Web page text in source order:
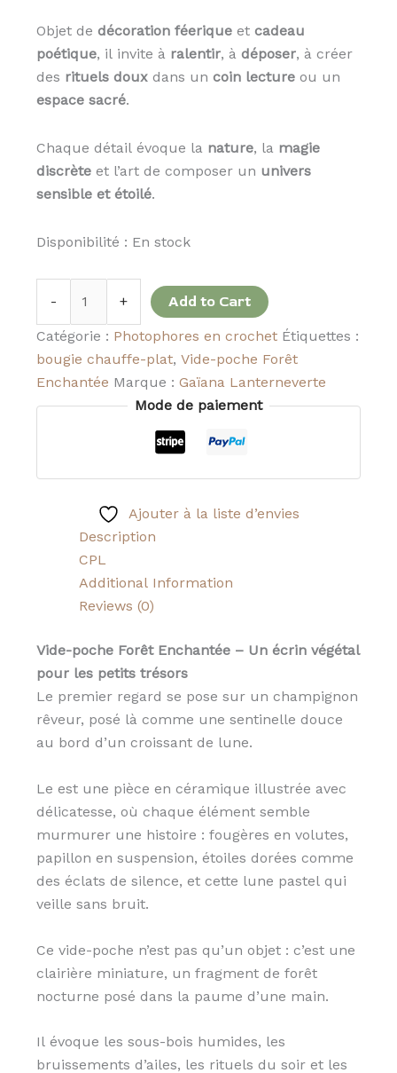
Objet de décoration féeriqueet cadeau
poétique, il invite à ralentir, à déposer, à créer
des rituels douxdans un coin lectureou un
espace sacré.
Chaque détail évoque la nature, la magie
discrèteet l’art de composer un univers
sensible et étoilé.
Disponibilité : En stock
- + Add to Cart
Catégorie : Photophores en crochet Étiquettes :
bougie chauffe-plat, Vide-poche Forêt
Enchantée Marque : Gaïana Lanterneverte
Mode de paiement
Ajouter à la liste d’envies
Description
CPL
Additional Information
Reviews (0)
Vide-poche Forêt Enchantée – Un écrin végétal
pour les petits trésors
Le premier regard se pose sur un champignon
rêveur, posé là comme une sentinelle douce
au bord d’un croissant de lune.
Le est une pièce en céramique illustrée avec
délicatesse, où chaque élément semble
murmurer une histoire : fougères en volutes,
papillon en suspension, étoiles dorées comme
des éclats de silence, et cette lune pastel qui
veille sans bruit.
Ce vide-poche n’est pas qu’un objet : c’est une
clairière miniature, un fragment de forêt
nocturne posé dans la paume d’une main.
Il évoque les sous-bois humides, les
bruissements d’ailes, les rituels du soir et les